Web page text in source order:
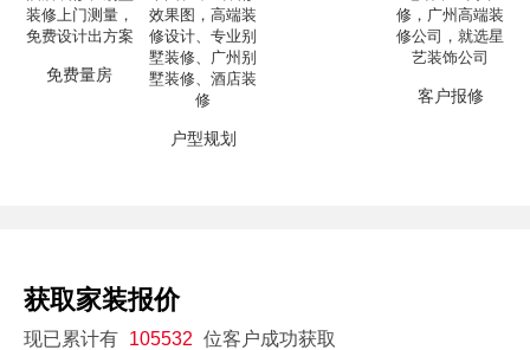
免费量房
户型规划
客户报修
获取家装报价
现已累计有 105532 位客户成功获取